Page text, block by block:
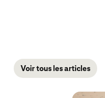
Voir tous les articles